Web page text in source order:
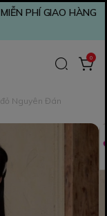
PHÍ GIAO HÀNG
0
Nguyên Đán